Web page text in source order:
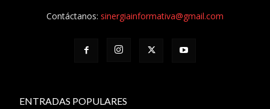
Contáctanos: sinergiainformativa@gmail.com
ENTRADAS POPULARES